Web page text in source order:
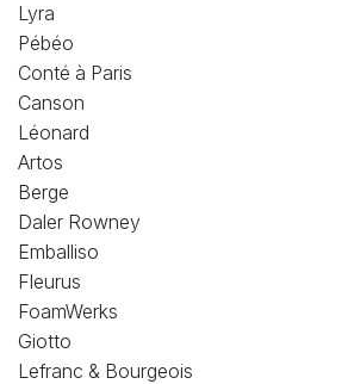
Dessin & arts graphiques
Cartons mousse & plume
Loisirs Créatifs
Coffrets & cadeaux
Encadrement
mail
Lyra
Pébéo
Conté à Paris
Canson
Léonard
Artos
Berge
Daler Rowney
Emballiso
Fleurus
FoamWerks
Giotto
Lefranc & Bourgeois